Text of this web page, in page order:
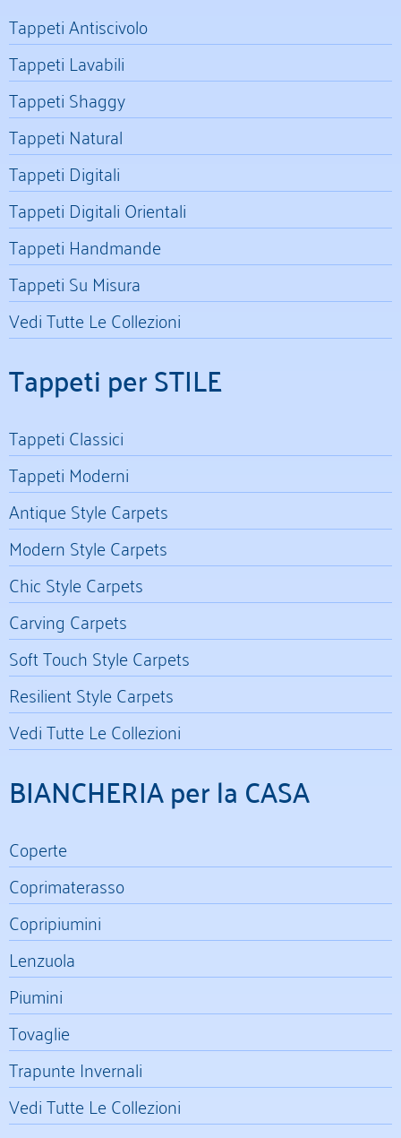
Tappeti Antiscivolo
Tappeti Lavabili
Tappeti Shaggy
Tappeti Natural
Tappeti Digitali
Tappeti Digitali Orientali
Tappeti Handmande
Tappeti Su Misura
Vedi Tutte Le Collezioni
Tappeti per STILE
Tappeti Classici
Tappeti Moderni
Antique Style Carpets
Modern Style Carpets
Chic Style Carpets
Carving Carpets
Soft Touch Style Carpets
Resilient Style Carpets
Vedi Tutte Le Collezioni
BIANCHERIA per la CASA
Coperte
Coprimaterasso
Copripiumini
Lenzuola
Piumini
Tovaglie
Trapunte Invernali
Vedi Tutte Le Collezioni